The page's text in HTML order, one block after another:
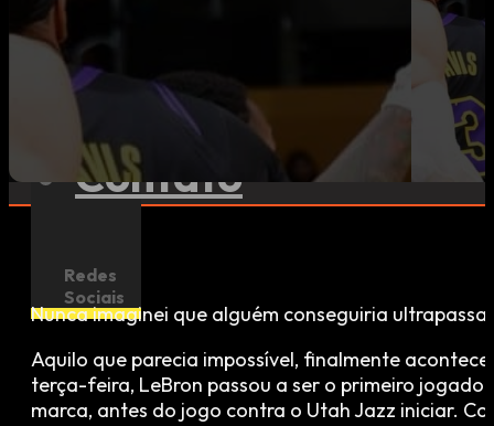
Esportes
Contato
Redes
Sociais
Nunca imaginei que alguém conseguiria
Aquilo que parecia impossível, finalmente
terça-feira, LeBron passou a ser o primeiro
marca, antes do jogo contra o Utah Jazz iniciar.